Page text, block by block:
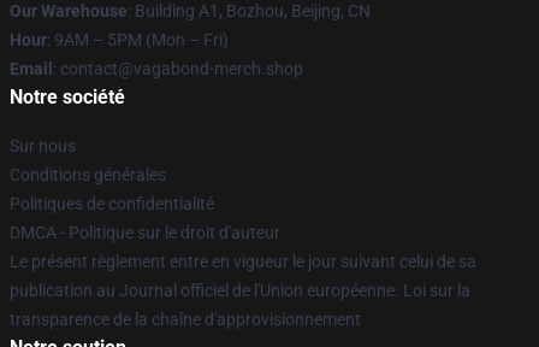
Our Warehouse: Building A1, Bozhou, Beijing, CN
Hour: 9AM – 5PM (Mon – Fri)
Email : contact@vagabond-merch.shop
Notre société
Sur nous
Conditions générales
Politiques de confidentialité
DMCA - Politique sur le droit d'auteur
Le présent règlement entre en vigueur le jour suivant celui de sa
publication au Journal officiel de l'Union européenne. Loi sur la
transparence de la chaîne d'approvisionnement